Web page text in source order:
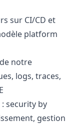
sur CI/CD et
platform
notre
logs, traces,
security by
gestion